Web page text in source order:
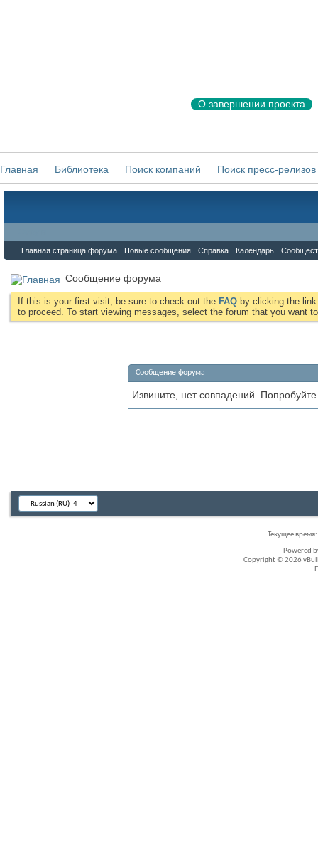
О завершении проекта
Главная Библиотека Поиск компаний Поиск пресс-релизов
Главная страница форума Новые сообщения Справка Календарь
Сообщение форума
If this is your first visit, be sure to check out the FAQ by clicking the
to proceed. To start viewing messages, select the forum that you want
Сообщение форума
Извините, нет совпадений.
Текущее время:
Powered
Copyright © 2026